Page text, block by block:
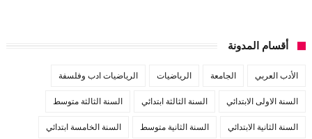
أقسام المدونة
الأدب العربي الجامعة الرياضيات الرياضيات ادب وفلسفة
السنة الاولى الابتدائي السنة الثالثة ابتدائي السنة الثالثة متوسط
السنة الثانية الابتدائي السنة الثانية متوسط السنة الخامسة ابتدائي